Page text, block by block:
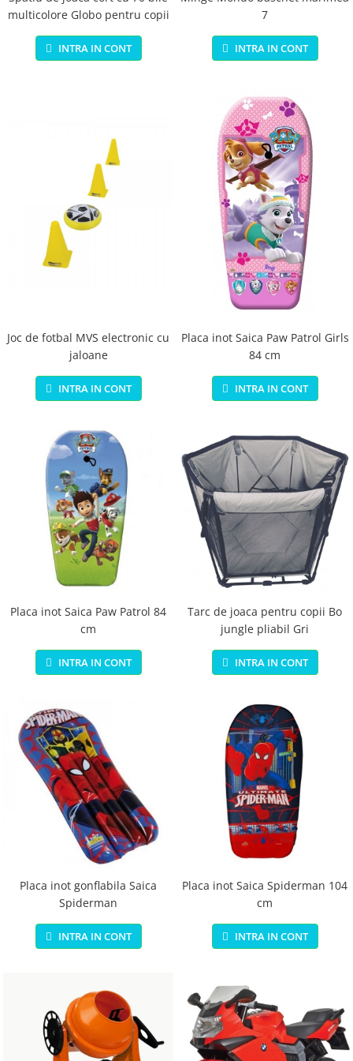
multicolore Globo pentru copii
INTRA IN CONT
7
INTRA IN CONT
Joc de fotbal MVS electronic cu
jaloane
INTRA IN CONT
Placa inot Saica Paw Patrol Girls
84 cm
INTRA IN CONT
Placa inot Saica Paw Patrol 84
cm
INTRA IN CONT
Tarc de joaca pentru copii Bo
jungle pliabil Gri
INTRA IN CONT
Placa inot gonflabila Saica
Spiderman
INTRA IN CONT
Placa inot Saica Spiderman 104
cm
INTRA IN CONT